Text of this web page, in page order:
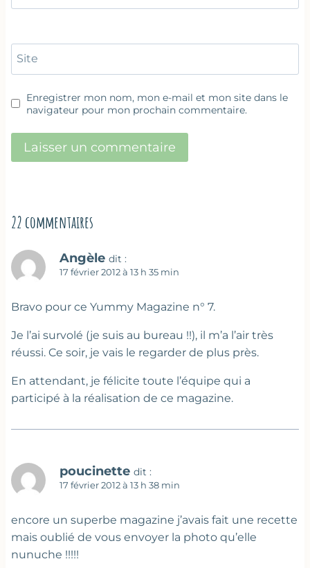
Site
Enregistrer mon nom, mon e-mail et mon site dans le
navigateur pour mon prochain commentaire.
22 commentaires
Angèle dit :
17 février 2012 à 13 h 35 min
Bravo pour ce Yummy Magazine n° 7.
Je l’ai survolé (je suis au bureau !!), il m’a l’air très
réussi. Ce soir, je vais le regarder de plus près.
En attendant, je félicite toute l’équipe qui a
participé à la réalisation de ce magazine.
poucinette dit :
17 février 2012 à 13 h 38 min
encore un superbe magazine j’avais fait une recette
mais oublié de vous envoyer la photo qu’elle
nunuche !!!!!